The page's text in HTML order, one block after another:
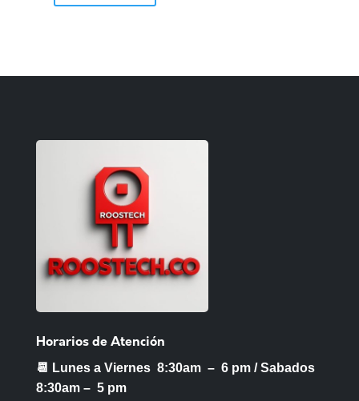
Horarios de Atención
📆 Lunes a Viernes 8:30am – 6 pm /Sabados
8:30am – 5 pm